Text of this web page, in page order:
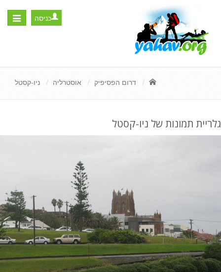
Toggle
כניסה
דרום הפסיפיק אוסטרליה ניו-קסטל
גלריית תמונות של ניו-קסטל